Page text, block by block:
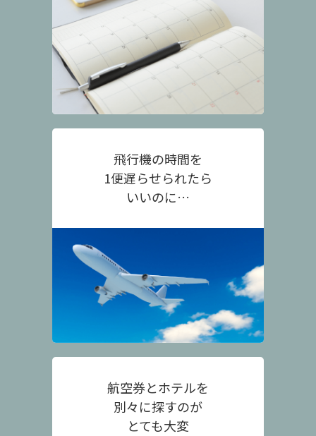
飛行機の時間を
1便遅らせられたら
いいのに…
航空券とホテルを
別々に探すのが
とても大変